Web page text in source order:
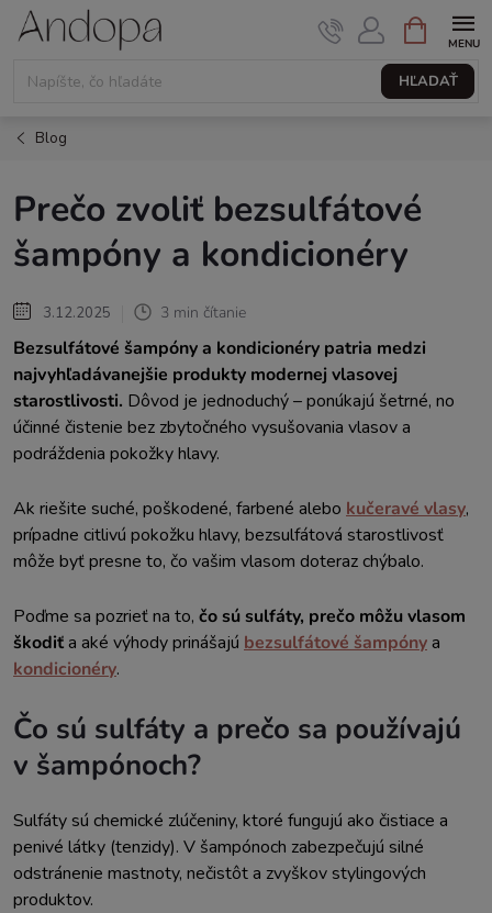
Prejsť
HĽADAŤ
NÁKUPNÝ
KOŠÍK
Blog
Prečo zvoliť bezsulfátové
šampóny a kondicionéry
3.12.2025 3 min čítanie
Bezsulfátové šampóny a kondicionéry patria medzi
najvyhľadávanejšie produkty modernej vlasovej
starostlivosti. Dôvod je jednoduchý – ponúkajú šetrné, no
účinné čistenie bez zbytočného vysušovania vlasov a
podráždenia pokožky hlavy.
Ak riešite suché, poškodené, farbené alebo kučeravé vlasy,
prípadne citlivú pokožku hlavy, bezsulfátová starostlivosť
môže byť presne to, čo vašim vlasom doteraz chýbalo.
Poďme sa pozrieť na to, čo sú sulfáty, prečo môžu vlasom
škodiťa aké výhody prinášajú bezsulfátové šampónya
kondicionéry.
Čo sú sulfáty a prečo sa používajú
v šampónoch?
Sulfáty sú chemické zlúčeniny, ktoré fungujú ako čistiace a
penivé látky (tenzidy). V šampónoch zabezpečujú silné
odstránenie mastnoty, nečistôt a zvyškov stylingových
produktov.